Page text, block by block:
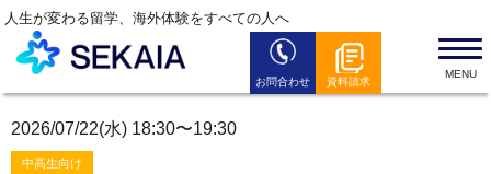
人生が変わる留学、海外体験をすべての人へ
お問合わせ 資料請求
留学プログラム
2026/07/22(水) 18:30〜19:30
中高生向け